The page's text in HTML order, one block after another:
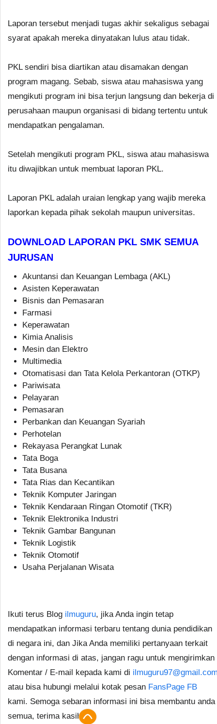
Laporan tersebut menjadi tugas akhir sekaligus sebagai
syarat apakah mereka dinyatakan lulus atau tidak.
PKL sendiri bisa diartikan atau disamakan dengan
program magang. Sebab, siswa atau mahasiswa yang
mengikuti program ini bisa terjun langsung dan bekerja di
perusahaan maupun organisasi di bidang tertentu untuk
mendapatkan pengalaman.
Setelah mengikuti program PKL, siswa atau mahasiswa
itu diwajibkan untuk membuat laporan PKL.
Laporan PKL adalah uraian lengkap yang wajib mereka
laporkan kepada pihak sekolah maupun universitas.
DOWNLOAD LAPORAN PKL SMK SEMUA
JURUSAN
Akuntansi dan Keuangan Lembaga (AKL)
Asisten Keperawatan
Bisnis dan Pemasaran
Farmasi
Keperawatan
Kimia Analisis
Mesin dan Elektro
Multimedia
Otomatisasi dan Tata Kelola Perkantoran (OTKP)
Pariwisata
Pelayaran
Pemasaran
Perbankan dan Keuangan Syariah
Perhotelan
Rekayasa Perangkat Lunak
Tata Boga
Tata Busana
Tata Rias dan Kecantikan
Teknik Komputer Jaringan
Teknik Kendaraan Ringan Otomotif (TKR)
Teknik Elektronika Industri
Teknik Gambar Bangunan
Teknik Logistik
Teknik Otomotif
Usaha Perjalanan Wisata
Ikuti terus Blog ilmuguru, jika Anda ingin tetap
mendapatkan informasi terbaru tentang dunia pendidikan
di negara ini, dan Jika Anda memiliki pertanyaan terkait
dengan informasi di atas, jangan ragu untuk mengirimkan
Komentar / E-mail kepada kami di
atau bisa hubungi melalui kotak pesan FansPage FB
kami. Semoga sebaran informasi ini bisa membantu anda
semua, terima kasih.